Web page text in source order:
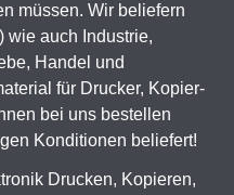
müssen. Wir beliefern
wie auch Industrie,
Handel und
für Drucker, Kopier-
bei uns bestellen
Konditionen beliefert!
Drucken, Kopieren,